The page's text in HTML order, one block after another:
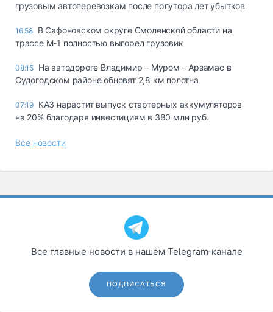
грузовым автоперевозкам после полутора лет убытков
16:58 В Сафоновском округе Смоленской области на
трассе М-1 полностью выгорел грузовик
08:15 На автодороге Владимир – Муром – Арзамас в
Судогодском районе обновят 2,8 км полотна
07:19 КАЗ нарастит выпуск стартерных аккумуляторов
на 20% благодаря инвестициям в 380 млн руб.
Все новости
Все главные новости в нашем Telegram‑канале
ПОДПИСАТЬСЯ